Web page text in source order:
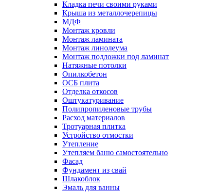
Кладка печи своими руками
Крыша из металлочерепицы
МДФ
Монтаж кровли
Монтаж ламината
Монтаж линолеума
Монтаж подложки под ламинат
Натяжные потолки
Опилкобетон
ОСБ плита
Отделка откосов
Оштукатуривание
Полипропиленовые трубы
Расход материалов
Тротуарная плитка
Устройство отмостки
Утепление
Утепляем баню самостоятельно
Фасад
Фундамент из свай
Шлакоблок
Эмаль для ванны